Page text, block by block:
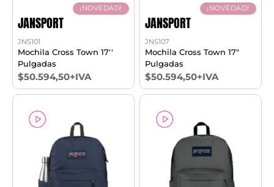
¡NOVEDAD!
JANSPORT
JNS101
Mochila Cross Town 17''
Pulgadas
$50.594,50+IVA
¡NOVEDAD!
JANSPORT
JNS107
Mochila Cross Town 17"
Pulgadas
$50.594,50+IVA